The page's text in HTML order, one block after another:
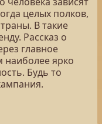
целых полков,
В такие
Рассказ о
главное
наиболее ярко
Будь то